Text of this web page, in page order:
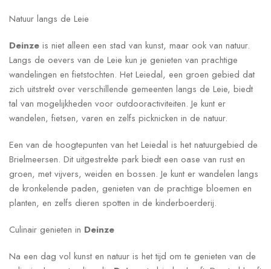
Natuur langs de Leie
Deinze is niet alleen een stad van kunst, maar ook van natuur.
Langs de oevers van de Leie kun je genieten van prachtige
wandelingen en fietstochten. Het Leiedal, een groen gebied dat
zich uitstrekt over verschillende gemeenten langs de Leie, biedt
tal van mogelijkheden voor outdooractiviteiten. Je kunt er
wandelen, fietsen, varen en zelfs picknicken in de natuur.
Een van de hoogtepunten van het Leiedal is het natuurgebied de
Brielmeersen. Dit uitgestrekte park biedt een oase van rust en
groen, met vijvers, weiden en bossen. Je kunt er wandelen langs
de kronkelende paden, genieten van de prachtige bloemen en
planten, en zelfs dieren spotten in de kinderboerderij.
Culinair genieten in Deinze
Na een dag vol kunst en natuur is het tijd om te genieten van de